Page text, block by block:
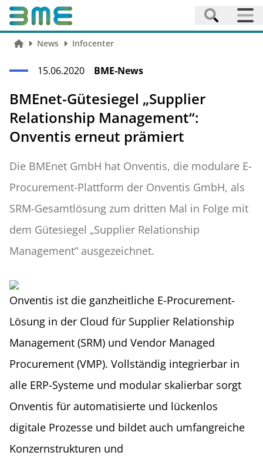
News Infocenter
15.06.2020 BME-News
BMEnet-Gütesiegel „Supplier
Relationship Management“:
Onventis erneut prämiert
Die BMEnet GmbH hat Onventis, die modulare E-
Procurement-Plattform der Onventis GmbH, als
SRM-Gesamtlösung zum dritten Mal in Folge mit
dem Gütesiegel „Supplier Relationship
Management“ ausgezeichnet.
Onventis ist die ganzheitliche E-Procurement-
Lösung in der Cloud für Supplier Relationship
Management (SRM) und Vendor Managed
Procurement (VMP). Vollständig integrierbar in
alle ERP-Systeme und modular skalierbar sorgt
Onventis für automatisierte und lückenlos
digitale Prozesse und bildet auch umfangreiche
Konzernstrukturen und